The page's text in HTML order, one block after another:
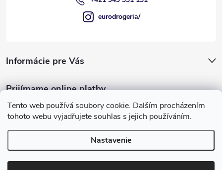
Tento web používá soubory cookie. Dalším procházením
tohoto webu vyjadřujete souhlas s jejich používáním.
Nastavenie
Informácie pre Vás
eurodrogeria/
Prijímame online platby
Copyright 2026eurodrogeria. Všetky práva vyhradené.Upraviť
nastavenie cookies